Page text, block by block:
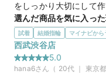
をしっかり大切にして
選んだ商品を気に入っ
他のショップではあま
になっている指輪に一
ゴールド派なのですが
な？と迷っていたので
試着 結婚指輪 マイナビから
西武渋谷店
5.0
hana6さん（ 20代 ｜ 東京都